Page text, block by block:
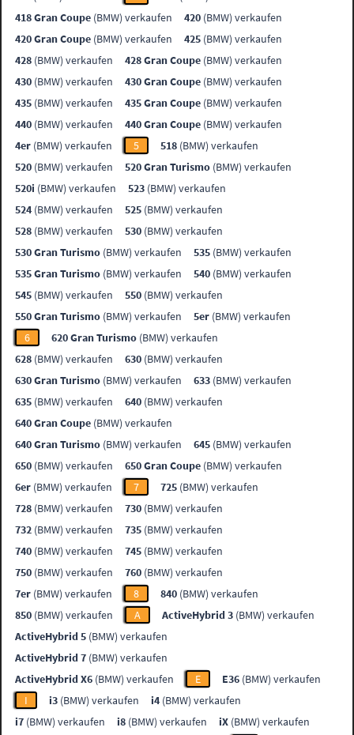
418 Gran Coupe (BMW) verkaufen 420 (BMW) verkaufen
420 Gran Coupe (BMW) verkaufen 425 (BMW) verkaufen
428 (BMW) verkaufen 428 Gran Coupe (BMW) verkaufen
430 (BMW) verkaufen 430 Gran Coupe (BMW) verkaufen
435 (BMW) verkaufen 435 Gran Coupe (BMW) verkaufen
440 (BMW) verkaufen 440 Gran Coupe (BMW) verkaufen
4er (BMW) verkaufen 5 518 (BMW) verkaufen
520 (BMW) verkaufen 520 Gran Turismo (BMW) verkaufen
520i (BMW) verkaufen 523 (BMW) verkaufen
524 (BMW) verkaufen 525 (BMW) verkaufen
528 (BMW) verkaufen 530 (BMW) verkaufen
530 Gran Turismo (BMW) verkaufen 535 (BMW) verkaufen
535 Gran Turismo (BMW) verkaufen 540 (BMW) verkaufen
545 (BMW) verkaufen 550 (BMW) verkaufen
550 Gran Turismo (BMW) verkaufen 5er (BMW) verkaufen
6
620 Gran Turismo (BMW) verkaufen
628 (BMW) verkaufen 630 (BMW) verkaufen
630 Gran Turismo (BMW) verkaufen 633 (BMW) verkaufen
635 (BMW) verkaufen 640 (BMW) verkaufen
640 Gran Coupe (BMW) verkaufen
640 Gran Turismo (BMW) verkaufen 645 (BMW) verkaufen
650 (BMW) verkaufen 650 Gran Coupe (BMW) verkaufen
6er (BMW) verkaufen 7 725 (BMW) verkaufen
728 (BMW) verkaufen 730 (BMW) verkaufen
732 (BMW) verkaufen 735 (BMW) verkaufen
740 (BMW) verkaufen 745 (BMW) verkaufen
750 (BMW) verkaufen 760 (BMW) verkaufen
7er (BMW) verkaufen 8 840 (BMW) verkaufen
850 (BMW) verkaufen A ActiveHybrid 3 (BMW) verkaufen
ActiveHybrid 5 (BMW) verkaufen
ActiveHybrid 7 (BMW) verkaufen
ActiveHybrid X6 (BMW) verkaufen E E36 (BMW) verkaufen
I
i3 (BMW) verkaufen i4 (BMW) verkaufen
i7 (BMW) verkaufen i8 (BMW) verkaufen iX (BMW) verkaufen